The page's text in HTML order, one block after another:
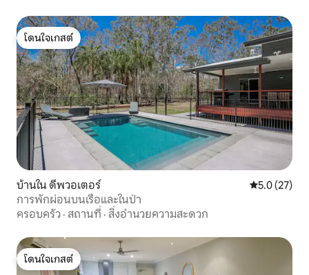
โดนใจเกสต์
โดนใจเกสต์
บ้านใน ดีพวอเตอร์ คะแนนเฉลี่ย
5.0 (27)
การพักผ่อนบนเรือและในป่า
ครอบครัว · สถานที่ · สิ่งอำนวยความสะดวก
โดนใจเกสต์
โดนใจเกสต์